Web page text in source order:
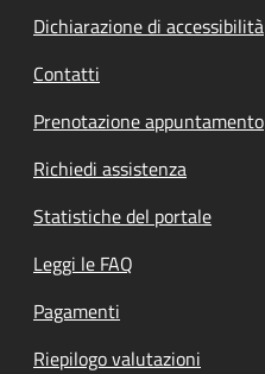
Dichiarazione di accessibilità
Contatti
Prenotazione appuntamento
Richiedi assistenza
Statistiche del portale
Leggi le FAQ
Pagamenti
Riepilogo valutazioni